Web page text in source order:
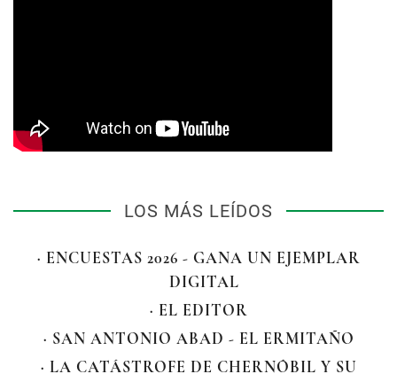
LOS MÁS LEÍDOS
· ENCUESTAS 2026 - GANA UN EJEMPLAR
DIGITAL
· EL EDITOR
· SAN ANTONIO ABAD - EL ERMITAÑO
· LA CATÁSTROFE DE CHERNÓBIL Y SU